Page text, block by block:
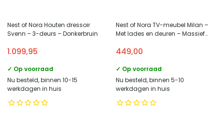
Nest of Nora Houten dressoir
Svenn – 3-deurs – Donkerbruin
1.099,95
✓ Op voorraad
Nu besteld, binnen 10-15
werkdagen in huis
Nest of Nora TV-meubel Milan –
Met lades en deuren – Massief
449,00
✓ Op voorraad
Nu besteld, binnen 5-10
werkdagen in huis